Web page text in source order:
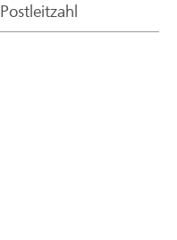
Postleitzahl